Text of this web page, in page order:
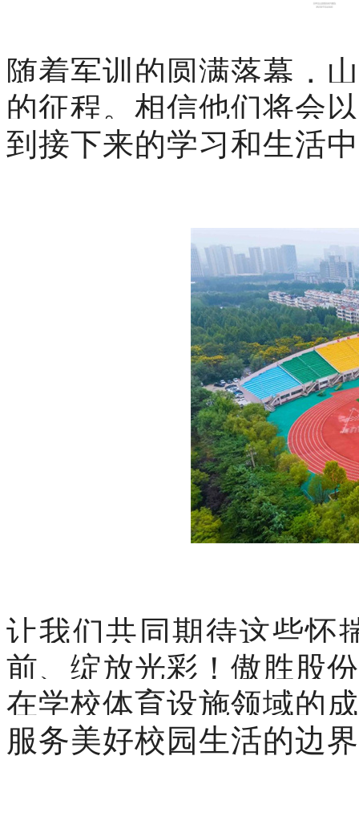
随着军训的圆满落幕，
的征程。相信他们将会
到接下来的学习和生活
让我们共同期待这些怀
前、绽放光彩！ 傲胜股
在学校体育设施领域的
服务美好校园生活的边